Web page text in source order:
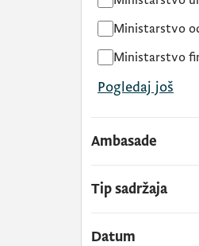
Ministarstvo
Ministarstvo
Pogledaj još
Ambasade
Tip sadržaja
Datum